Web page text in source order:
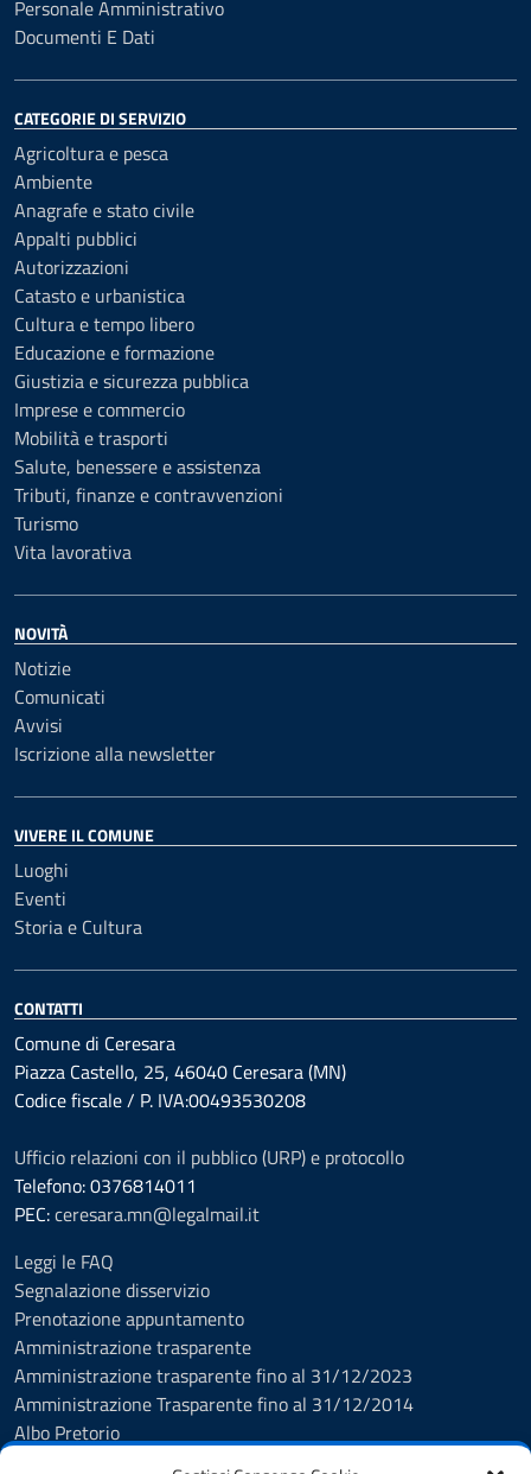
Personale Amministrativo
Documenti E Dati
CATEGORIE DI SERVIZIO
Agricoltura e pesca
Ambiente
Anagrafe e stato civile
Appalti pubblici
Autorizzazioni
Catasto e urbanistica
Cultura e tempo libero
Educazione e formazione
Giustizia e sicurezza pubblica
Imprese e commercio
Mobilità e trasporti
Salute, benessere e assistenza
Tributi, finanze e contravvenzioni
Turismo
Vita lavorativa
NOVITÀ
Notizie
Comunicati
Avvisi
Iscrizione alla newsletter
VIVERE IL COMUNE
Luoghi
Eventi
Storia e Cultura
CONTATTI
Comune di Ceresara
Piazza Castello, 25, 46040 Ceresara (MN)
Codice fiscale / P. IVA:00493530208
Ufficio relazioni con il pubblico (URP) e protocollo
Telefono: 0376814011
PEC:ceresara.mn@legalmail.it
Leggi le FAQ
Segnalazione disservizio
Prenotazione appuntamento
Amministrazione trasparente
Amministrazione trasparente fino al 31/12/2023
Amministrazione Trasparente fino al 31/12/2014
Albo Pretorio